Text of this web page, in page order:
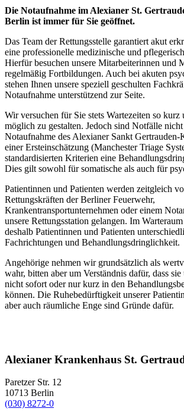
Die Notaufnahme im Alexianer St.
Berlin ist immer für Sie geöffnet.
Das Team der Rettungsstelle garantiert akut
eine professionelle medizinische und
Hierfür besuchen unsere Mitarbeiterinnen und
regelmäßig Fortbildungen. Auch bei akuten
stehen Ihnen unsere speziell geschulten
Notaufnahme unterstützend zur Seite.
Wir versuchen für Sie stets Wartezeiten so kurz
möglich zu gestalten. Jedoch sind Notfälle
Notaufnahme des Alexianer Sankt
einer Ersteinschätzung (Manchester Triage
standardisierten Kriterien eine
Dies gilt sowohl für somatische als auch für
Patientinnen und Patienten werden zeitgleich
Rettungskräften der Berliner Feuerwehr,
Krankentransportunternehmen oder einem
unsere Rettungsstation gelangen. Im
deshalb Patientinnen und Patienten
Fachrichtungen und Behandlungsdringlichkeit.
Angehörige nehmen wir grundsätzlich als
wahr, bitten aber um Verständnis dafür, dass
nicht sofort oder nur kurz in den
können. Die Ruhebedürftigkeit unserer
aber auch räumliche Enge sind Gründe dafür.
Alexianer Krankenhaus St.
Paretzer Str. 12
10713 Berlin
(030) 8272-0